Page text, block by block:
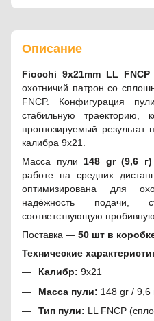
Описание
Fiocchi 9x21mm LL
охотничий патрон со
FNCP. Конфигурация
стабильную траекторию,
прогнозируемый результат
калибра 9x21.
Масса пули 148 gr (9,6 г)
работе на средних
оптимизирована для
надёжность подачи,
соответствующую
Поставка — 50 шт в
Технические
Калибр: 9x21
Масса пули: 148 gr / 9,6
Тип пули: LL FNCP